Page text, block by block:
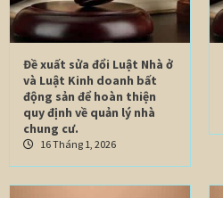
Đề xuất sửa đổi Luật Nhà ở
và Luật Kinh doanh bất
động sản để hoàn thiện
quy định về quản lý nhà
chung cư.
16 Tháng 1, 2026